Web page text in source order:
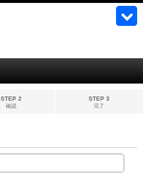
STEP 2
確認
STEP 3
完了